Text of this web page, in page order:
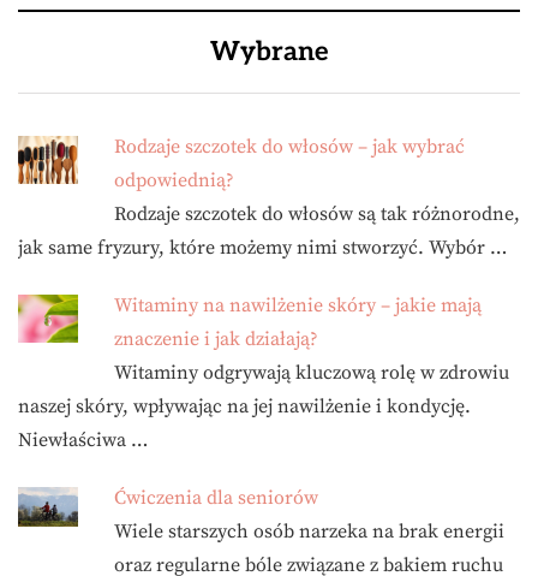
Wybrane
Rodzaje szczotek do włosów – jak wybrać
odpowiednią?
Rodzaje szczotek do włosów są tak różnorodne,
jak same fryzury, które możemy nimi stworzyć. Wybór …
Witaminy na nawilżenie skóry – jakie mają
znaczenie i jak działają?
Witaminy odgrywają kluczową rolę w zdrowiu
naszej skóry, wpływając na jej nawilżenie i kondycję.
Niewłaściwa …
Ćwiczenia dla seniorów
Wiele starszych osób narzeka na brak energii
oraz regularne bóle związane z bakiem ruchu